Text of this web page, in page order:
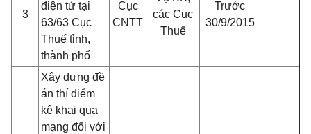
3
điện tử tại
63/63 Cục
Thuế tỉnh,
thành phố
Cục
CNTT
các Cục
Thuế
Trước
30/9/2015
Xây dựng đề
án thí điểm
kê khai qua
mạng đối với